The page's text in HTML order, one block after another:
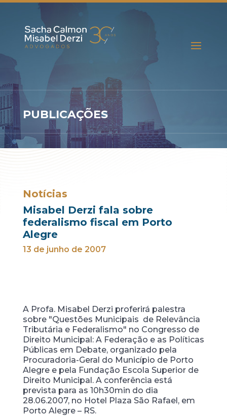
PUBLICAÇÕES
Notícias
Misabel Derzi fala sobre
federalismo fiscal em Porto
Alegre
13 de junho de 2007
A Profa. Misabel Derzi proferirá palestra
sobre "Questões Municipais de Relevância
Tributária e Federalismo" no Congresso de
Direito Municipal: A Federação e as Políticas
Públicas em Debate, organizado pela
Procuradoria-Geral do Município de Porto
Alegre e pela Fundação Escola Superior de
Direito Municipal. A conferência está
prevista para as 10h30min do dia
28.06.2007, no Hotel Plaza São Rafael, em
Porto Alegre – RS.